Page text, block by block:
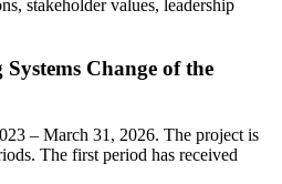
stakeholder values, leadership
Change of the
– March 31, 2026. The project is
The first period has received